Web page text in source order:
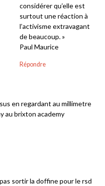
considérer qu’elle est
surtout une réaction à
l’activisme extravagant
de beaucoup. »
Paul Maurice
Répondre
en regardant au millimetre
au brixton academy
sortir la doffine pour le rsd